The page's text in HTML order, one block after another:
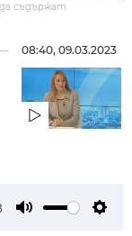
съдържат
08:40, 09.03.2023